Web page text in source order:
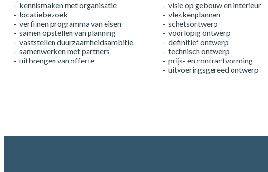
kennismaken met organisatie
locatiebezoek
verfijnen programma van eisen
samen opstellen van planning
vaststellen duurzaamheidsambitie
samenwerken met partners
uitbrengen van offerte
visie op gebouw en interieur
vlekkenplannen
schetsontwerp
voorlopig ontwerp
definitief ontwerp
technisch ontwerp
prijs- en contractvorming
uitvoeringsgereed ontwerp